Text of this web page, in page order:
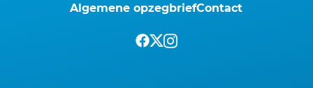
Algemene opzegbriefContact